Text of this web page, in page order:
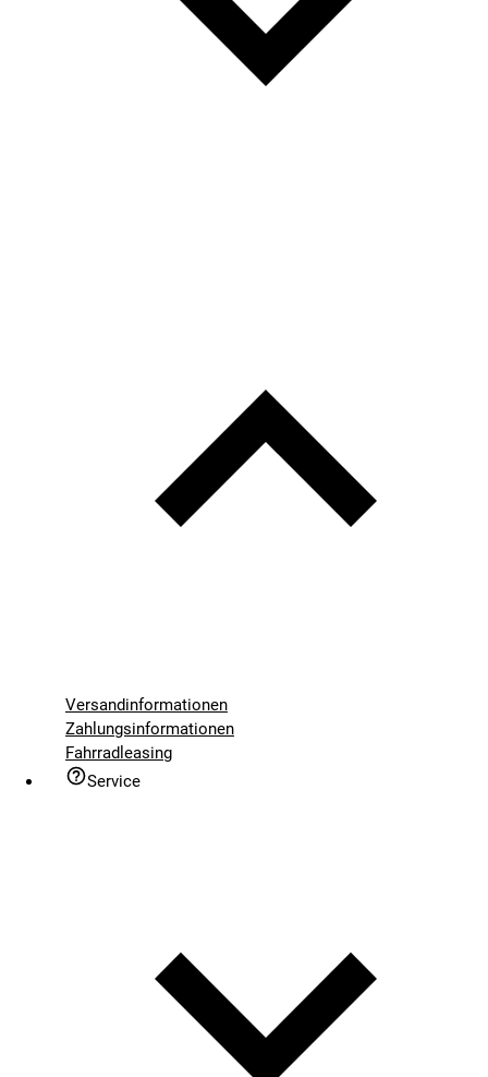
Versandinformationen
Zahlungsinformationen
Fahrradleasing
Service